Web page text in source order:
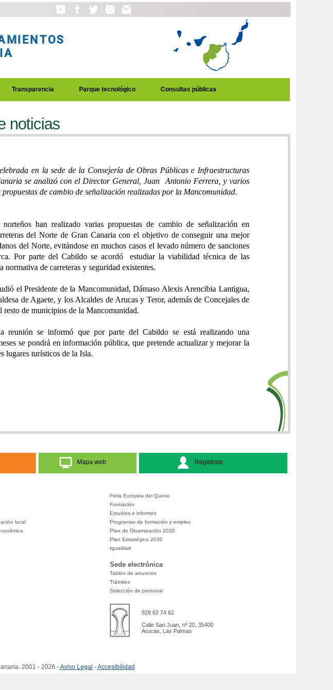
Transparencia Parque tecnológico Consultas públicas
noticias
en la sede de la Consejería de Obras Públicas e Infraestructuras
se analizó con el Director General, Juan Antonio Ferrera, y varios
de cambio de señalización realizadas por la Mancomunidad.
han realizado varias propuestas de cambio de señalización en
del Norte de Gran Canaria con el objetivo de conseguir una mejor
del Norte, evitándose en muchos casos el levado número de sanciones
Por parte del Cabildo se acordó estudiar la viabilidad técnica de las
normativa de carreteras y seguridad existentes.
el Presidente de la Mancomunidad, Dámaso Alexis Arencibia Lantigua,
de Agaete, y los Alcaldes de Arucas y Teror, además de Concejales de
de municipios de la Mancomunidad.
reunión se informó que por parte del Cabildo se está realizando una
se pondrá en información pública, que pretende actualizar y mejorar la
lugares turísticos de la Isla.
Mapa web Regístrate
local
Feria Europea del Queso
Formación
Estudios e informes
Programas de formación y empleo
Plan de Dinamización 2020
Plan Estratégico 2030
Igualdad
Sede electrónica
Tablón de anuncios
Trámites
Selección de personal
928 62 74 62
Calle San Juan, nº 20, 35400
Arucas, Las Palmas
2001 - 2026 -Aviso Legal -Accesibilidad